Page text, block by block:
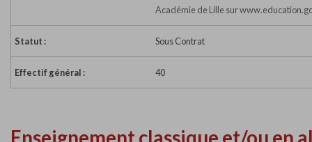
Académie de Lille sur
Statut : Sous Contrat
Effectif général : 40